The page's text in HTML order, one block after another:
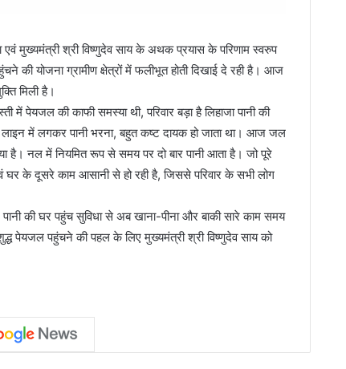
एवं मुख्यमंत्री श्री विष्णुदेव साय के अथक प्रयास के परिणाम स्वरुप
योजना ग्रामीण क्षेत्रों में फलीभूत होती दिखाई दे रही है। आज
मिली है।
में पेयजल की काफी समस्या थी, परिवार बड़ा है लिहाजा पानी की
में लगकर पानी भरना, बहुत कष्ट दायक हो जाता था। आज जल
नल में नियमित रूप से समय पर दो बार पानी आता है। जो पूरे
घर के दूसरे काम आसानी से हो रही है, जिससे परिवार के सभी लोग
की घर पहुंच सुविधा से अब खाना-पीना और बाकी सारे काम समय
पेयजल पहुंचने की पहल के लिए मुख्यमंत्री श्री विष्णुदेव साय को